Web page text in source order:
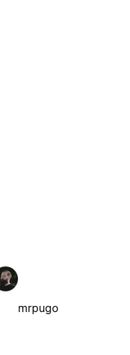
mrpugo